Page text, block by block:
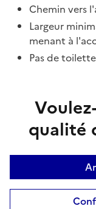
Chemin vers
Largeur
menant à
Pas de
qualité